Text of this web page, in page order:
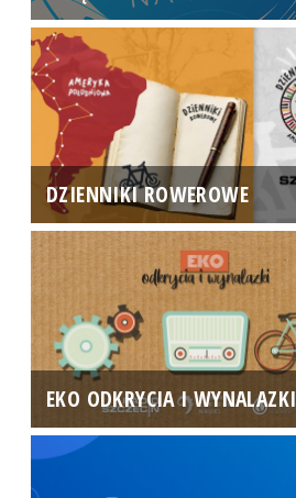
DZIENNIKI ROWEROWE
EKO ODKRYCIA I WYNALAZKI